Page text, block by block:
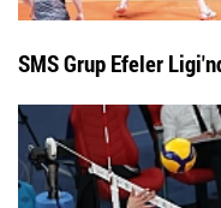
SMS Grup Efeler